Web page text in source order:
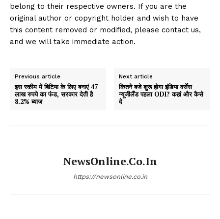
belong to their respective owners. If you are the
original author or copyright holder and wish to have
this content removed or modified, please contact us,
and we will take immediate action.
Previous article
इस स्कीम में बिटिया के लिए बनाएं 47
लाख रुपये का फंड, सरकार देती है
8.2% ब्याज
Next article
कितने बजे शुरू होगा इंडिया वर्सेस
न्यूजीलैंड पहला ODI? कहां और कैसे
दे
NewsOnline.co.in
https://newsonline.co.in